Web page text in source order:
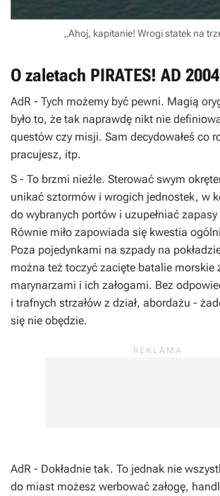
„Ahoj, kapitanie! Wrogi statek na
O zaletach PIRATES! AD 2004
AdR - Tych możemy być pewni. Magią
było to, że tak naprawdę nikt nie
questów czy misji. Sam decydowałeś co
pracujesz, itp.
S - To brzmi nieźle. Sterować swym
unikać sztormów i wrogich jednostek, w
do wybranych portów i uzupełniać
Równie miło zapowiada się kwestia
Poza pojedynkami na szpady na
można też toczyć zacięte batalie morskie
marynarzami i ich załogami. Bez
i trafnych strzałów z dział, abordażu -
się nie obędzie.
AdR - Dokładnie tak. To jednak nie
do miast możesz werbować załogę,